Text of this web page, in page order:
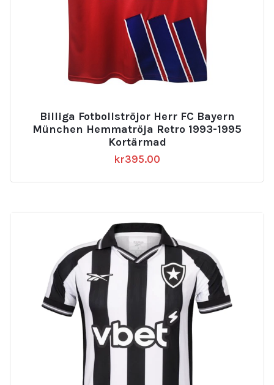
Billiga Fotbollströjor Herr FC Bayern
München Hemmatröja Retro 1993-1995
Kortärmad
kr395.00